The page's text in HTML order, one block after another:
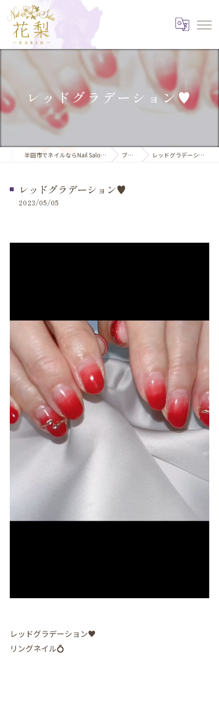
レッドグラデーション♥️
半田市でネイルならNail Salon 花梨 ブログ レッドグラデーション♥️
レッドグラデーション♥️
2023/05/05
レッドグラデーション♥️
リングネイル💍